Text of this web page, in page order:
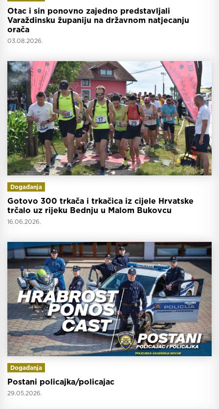
Otac i sin ponovno zajedno predstavljali
Varaždinsku županiju na državnom natjecanju
orača
03.08.2026.
Događanja
Gotovo 300 trkača i trkačica iz cijele Hrvatske
trčalo uz rijeku Bednju u Malom Bukovcu
16.06.2026.
Događanja
Postani policajka/policajac
29.05.2026.